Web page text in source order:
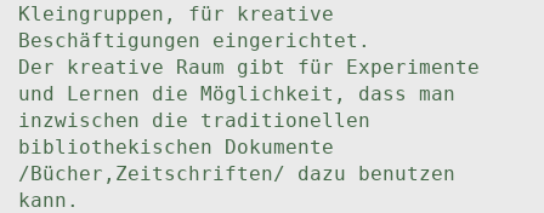
Kleingruppen, für kreative
Beschäftigungen eingerichtet.
Der kreative Raum gibt für Experimente
und Lernen die Möglichkeit, dass man
inzwischen die traditionellen
bibliothekischen Dokumente
/Bücher,Zeitschriften/ dazu benutzen
kann.